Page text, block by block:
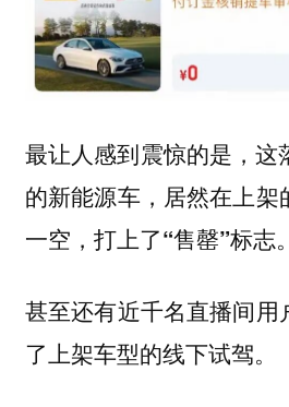
最让人感到震惊的是，这
的新能源车，居然在上架
一空，打上了“售罄”标志。
甚至还有近千名直播间用
了上架车型的线下试驾。